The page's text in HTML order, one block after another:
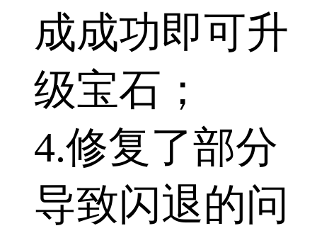
成成功即可升
级宝石；
4.修复了部分
导致闪退的问